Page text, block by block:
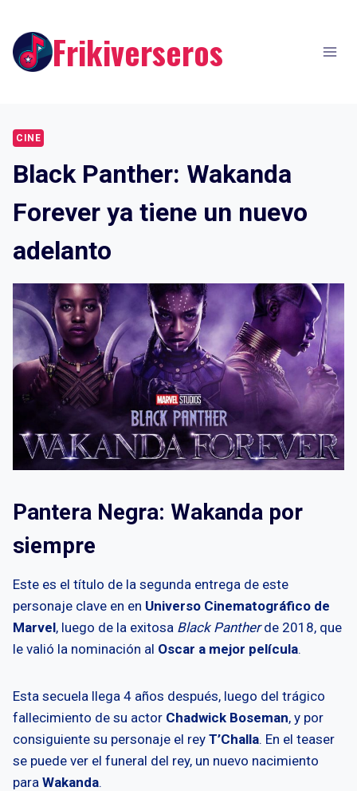
content Frikiverseros
CINE
Black Panther: Wakanda
Forever ya tiene un nuevo
adelanto
Pantera Negra: Wakanda por
siempre
Este es el título de la segunda entrega de este
personaje clave en en Universo Cinematográfico de
Marvel, luego de la exitosa Black Pantherde 2018, que
le valió la nominación al Oscar a mejor película.
Esta secuela llega 4 años después, luego del trágico
fallecimiento de su actor Chadwick Boseman, y por
consiguiente su personaje el rey T’Challa. En el teaser
se puede ver el funeral del rey, un nuevo nacimiento
para Wakanda.